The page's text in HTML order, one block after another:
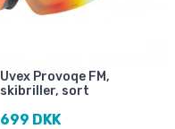
Uvex Provoqe FM,
skibriller, sort
699 DKK